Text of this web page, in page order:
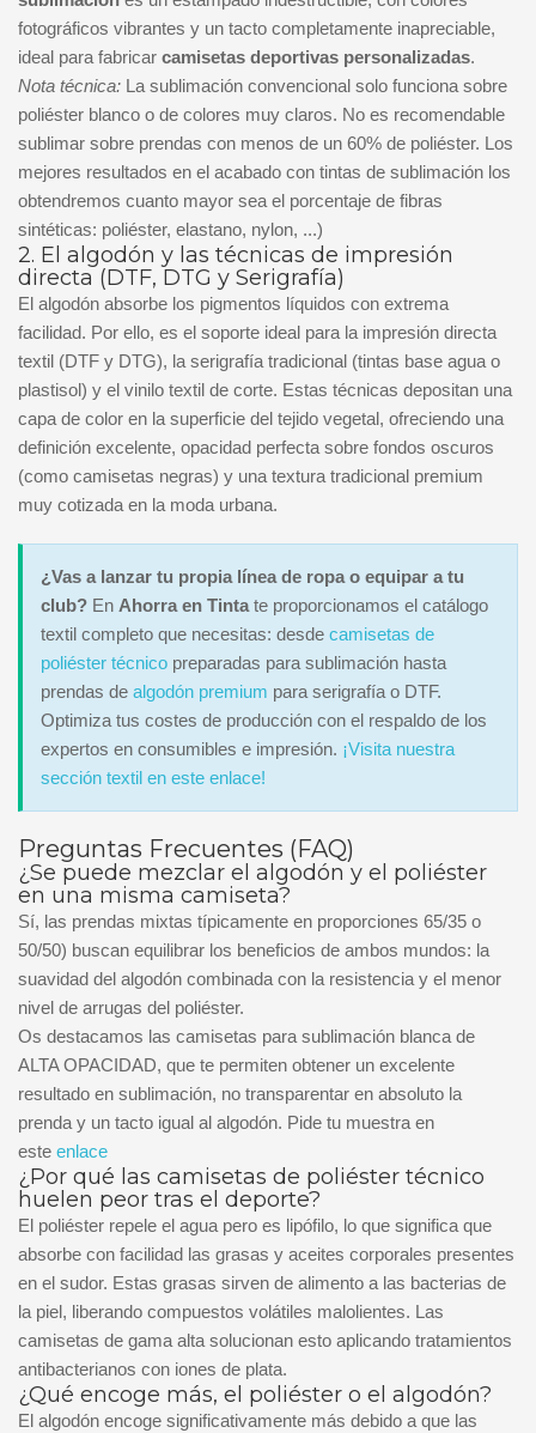
fotográficos vibrantes y un tacto completamente inapreciable,
ideal para fabricar camisetas deportivas personalizadas.
Nota técnica: La sublimación convencional solo funciona sobre
poliéster blanco o de colores muy claros. No es recomendable
sublimar sobre prendas con menos de un 60% de poliéster. Los
mejores resultados en el acabado con tintas de sublimación los
obtendremos cuanto mayor sea el porcentaje de fibras
sintéticas: poliéster, elastano, nylon, ...)
2. El algodón y las técnicas de impresión
directa (DTF, DTG y Serigrafía)
El algodón absorbe los pigmentos líquidos con extrema
facilidad. Por ello, es el soporte ideal para la impresión directa
textil (DTF y DTG), la serigrafía tradicional (tintas base agua o
plastisol) y el vinilo textil de corte. Estas técnicas depositan una
capa de color en la superficie del tejido vegetal, ofreciendo una
definición excelente, opacidad perfecta sobre fondos oscuros
(como camisetas negras) y una textura tradicional premium
muy cotizada en la moda urbana.
¿Vas a lanzar tu propia línea de ropa o equipar a tu
club? En Ahorra en Tintate proporcionamos el catálogo
textil completo que necesitas: desde camisetas de
poliéster técnico preparadas para sublimación hasta
prendas de algodón premium para serigrafía o DTF.
Optimiza tus costes de producción con el respaldo de los
expertos en consumibles e impresión. ¡Visita nuestra
sección textil en este enlace!
Preguntas Frecuentes (FAQ)
¿Se puede mezclar el algodón y el poliéster
en una misma camiseta?
Sí, las prendas mixtas típicamente en proporciones 65/35 o
50/50) buscan equilibrar los beneficios de ambos mundos: la
suavidad del algodón combinada con la resistencia y el menor
nivel de arrugas del poliéster.
Os destacamos las camisetas para sublimación blanca de
ALTA OPACIDAD, que te permiten obtener un excelente
resultado en sublimación, no transparentar en absoluto la
prenda y un tacto igual al algodón. Pide tu muestra en
este enlace
¿Por qué las camisetas de poliéster técnico
huelen peor tras el deporte?
El poliéster repele el agua pero es lipófilo, lo que significa que
absorbe con facilidad las grasas y aceites corporales presentes
en el sudor. Estas grasas sirven de alimento a las bacterias de
la piel, liberando compuestos volátiles malolientes. Las
camisetas de gama alta solucionan esto aplicando tratamientos
antibacterianos con iones de plata.
¿Qué encoge más, el poliéster o el algodón?
El algodón encoge significativamente más debido a que las